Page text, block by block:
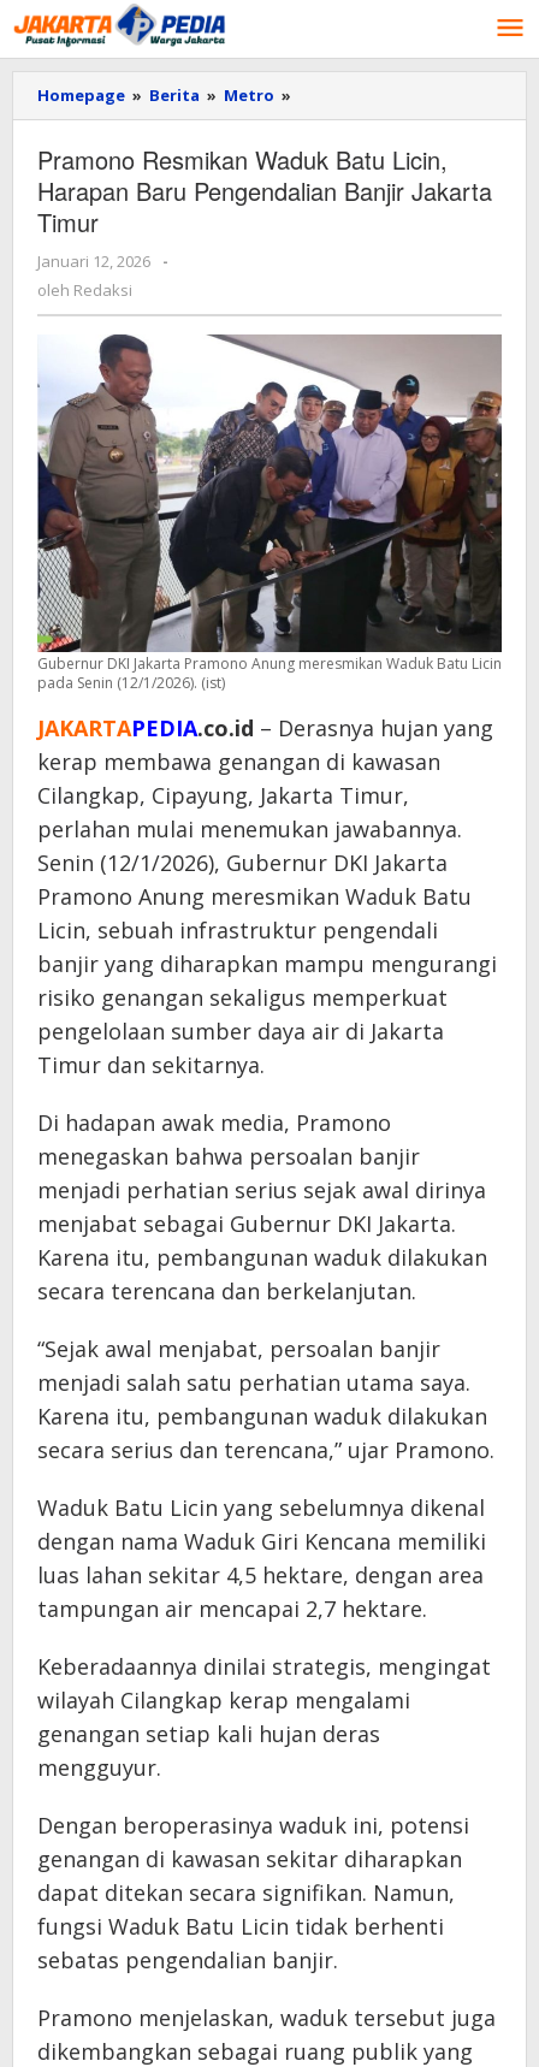
Lewati
ke
konten
Homepage » Berita » Metro »
Resmikan
Batu
Licin,
Timur
Pramono Resmikan Waduk Batu Licin,
Harapan Baru Pengendalian Banjir Jakarta
Timur
Januari 12, 2026
oleh
-
oleh Redaksi
Gubernur DKI Jakarta Pramono Anung meresmikan Waduk Batu Licin
pada Senin (12/1/2026). (ist)
JAKARTAPEDIA.co.id – Derasnya hujan yang
kerap membawa genangan di kawasan
Cilangkap, Cipayung, Jakarta Timur,
perlahan mulai menemukan jawabannya.
Senin (12/1/2026), Gubernur DKI Jakarta
Pramono Anung meresmikan Waduk Batu
Licin, sebuah infrastruktur pengendali
banjir yang diharapkan mampu mengurangi
risiko genangan sekaligus memperkuat
pengelolaan sumber daya air di Jakarta
Timur dan sekitarnya.
Di hadapan awak media, Pramono
menegaskan bahwa persoalan banjir
menjadi perhatian serius sejak awal dirinya
menjabat sebagai Gubernur DKI Jakarta.
Karena itu, pembangunan waduk dilakukan
secara terencana dan berkelanjutan.
“Sejak awal menjabat, persoalan banjir
menjadi salah satu perhatian utama saya.
Karena itu, pembangunan waduk dilakukan
secara serius dan terencana,” ujar Pramono.
Waduk Batu Licin yang sebelumnya dikenal
dengan nama Waduk Giri Kencana memiliki
luas lahan sekitar 4,5 hektare, dengan area
tampungan air mencapai 2,7 hektare.
Keberadaannya dinilai strategis, mengingat
wilayah Cilangkap kerap mengalami
genangan setiap kali hujan deras
mengguyur.
Dengan beroperasinya waduk ini, potensi
genangan di kawasan sekitar diharapkan
dapat ditekan secara signifikan. Namun,
fungsi Waduk Batu Licin tidak berhenti
sebatas pengendalian banjir.
Pramono menjelaskan, waduk tersebut juga
dikembangkan sebagai ruang publik yang